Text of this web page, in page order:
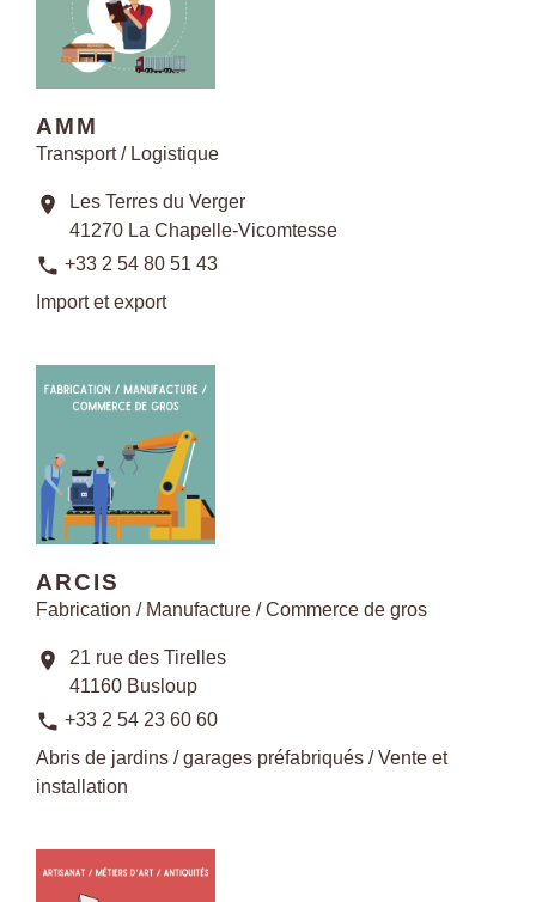
AMM
Transport / Logistique
location_on
Les Terres du Verger
41270 La Chapelle-Vicomtesse
phone +33 2 54 80 51 43
Import et export
ARCIS
Fabrication / Manufacture / Commerce de gros
location_on
21 rue des Tirelles
41160 Busloup
phone +33 2 54 23 60 60
Abris de jardins / garages préfabriqués / Vente et
installation